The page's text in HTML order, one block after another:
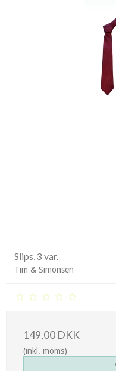
Slips, 3 var.
Tim & Simonsen
149,00 DKK
(inkl. moms)